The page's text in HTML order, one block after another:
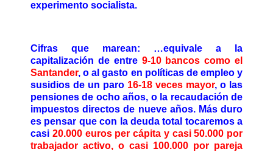
experimento socialista.
Cifras que marean: …equivale a la
capitalización de entre 9-10 bancos como el
Santander, o al gasto en políticas de empleo y
susidios de un paro 16-18 veces mayor, o las
pensiones de ocho años, o la recaudación de
impuestos directos de nueve años. Más duro
es pensar que con la deuda total tocaremos a
casi 20.000 euros per cápita y casi 50.000 por
trabajador activo, o casi 100.000 por pareja